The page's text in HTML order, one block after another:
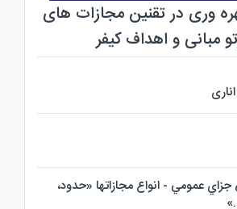
وری در تقنین مجازات های
مبانی و اهداف کیفر
عمومي - انواع مجازاتها «حدود،